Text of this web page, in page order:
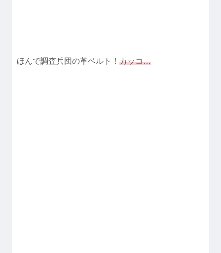
ほんで調査兵団の革ベルト！ カッコ…